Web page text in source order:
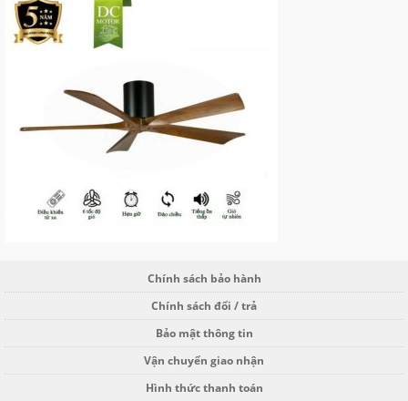
Chính sách bảo hành
Chính sách đổi / trả
Bảo mật thông tin
Vận chuyển giao nhận
Hình thức thanh toán